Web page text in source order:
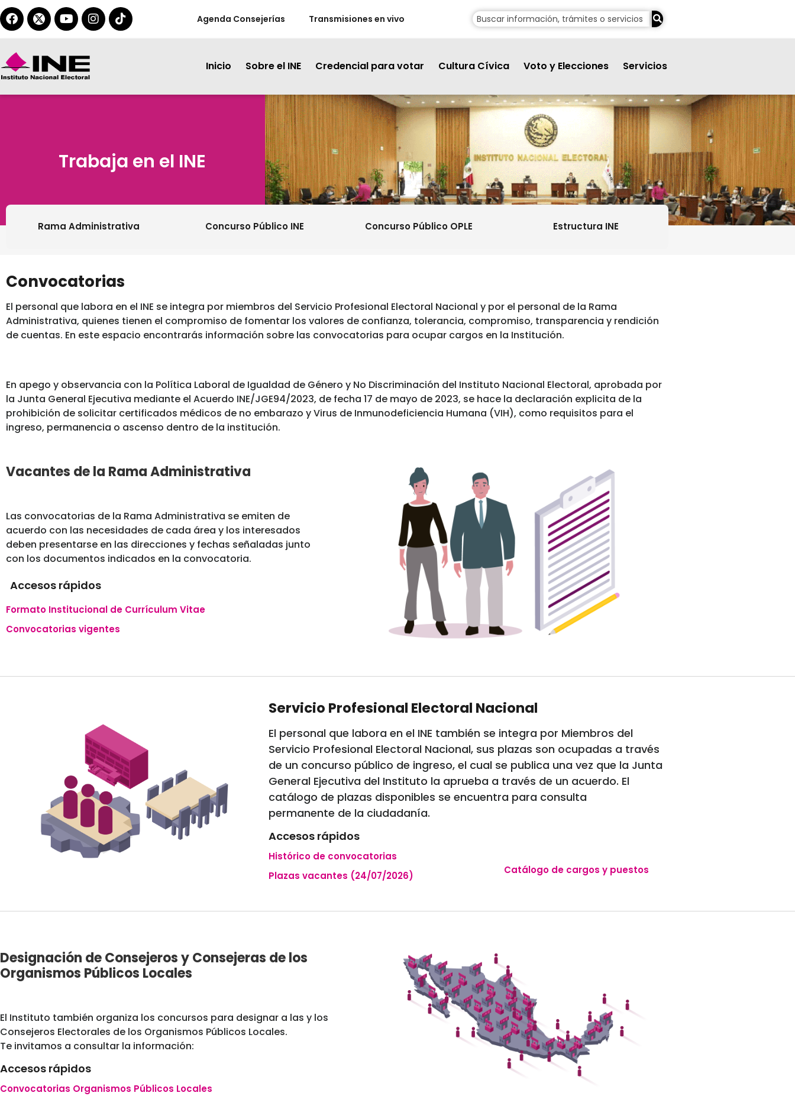
Agenda Consejerías Transmisiones en vivo
Inicio Sobre el INE Credencial para votar Cultura Cívica Voto y Elecciones Servicios
Trabaja en el INE
Rama Administrativa Concurso Público INE Concurso Público OPLE Estructura INE
Convocatorias
El personal que labora en el INE se integra por miembros del Servicio Profesional Electoral Nacional y por el personal de la Rama
Administrativa, quienes tienen el compromiso de fomentar los valores de confianza, tolerancia, compromiso, transparencia y rendición
de cuentas. En este espacio encontrarás información sobre las convocatorias para ocupar cargos en la Institución.
En apego y observancia con la Política Laboral de Igualdad de Género y No Discriminación del Instituto Nacional Electoral, aprobada por
la Junta General Ejecutiva mediante el Acuerdo INE/JGE94/2023, de fecha 17 de mayo de 2023, se hace la declaración explicita de la
prohibición de solicitar certificados médicos de no embarazo y Virus de Inmunodeficiencia Humana (VIH), como requisitos para el
ingreso, permanencia o ascenso dentro de la institución.
Vacantes de la Rama Administrativa
Las convocatorias de la Rama Administrativa se emiten de
acuerdo con las necesidades de cada área y los interesados
deben presentarse en las direcciones y fechas señaladas junto
con los documentos indicados en la convocatoria.
Accesos rápidos
Formato Institucional de Currículum Vitae
Convocatorias vigentes
Servicio Profesional Electoral Nacional
El personal que labora en el INE también se integra por Miembros del
Servicio Profesional Electoral Nacional, sus plazas son ocupadas a través
de un concurso público de ingreso, el cual se publica una vez que la Junta
General Ejecutiva del Instituto la aprueba a través de un acuerdo. El
catálogo de plazas disponibles se encuentra para consulta
permanente de la ciudadanía.
Accesos rápidos
Histórico de convocatorias
Plazas vacantes (24/07/2026)
Catálogo de cargos y puestos
Designación de Consejeros y Consejeras de los
Organismos Públicos Locales
El Instituto también organiza los concursos para designar a las y los
Consejeros Electorales de los Organismos Públicos Locales.
Te invitamos a consultar la información:
Accesos rápidos
Convocatorias Organismos Públicos Locales